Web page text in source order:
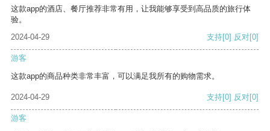
这款app的酒店、餐厅推荐非常有用，让我能够享受到高品质的旅行体
验。
2024-04-29
支持[0] 反对[0]
游客
这款app的商品种类非常丰富，可以满足我所有的购物需求。
2024-04-29 支持[0] 反对[0]
游客